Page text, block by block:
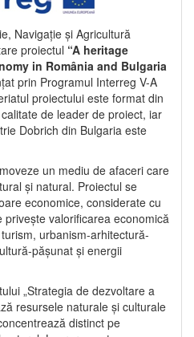
Navigație și Agricultură
proiectul “A heritage
in România and Bulgaria
prin Programul Interreg V-A
proiectului este format din
de leader de proiect, iar
Dobrich din Bulgaria este
un mediu de afaceri care
și natural. Proiectul se
economice, considerate cu
valorificarea economică
urbanism-arhitectură-
pășunat și energii
„Strategia de dezvoltare a
resursele naturale și culturale
distinct pe